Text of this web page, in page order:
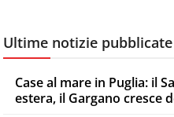
Ultime notizie pubblicate
Case al mare in Puglia: il
estera, il Gargano cresce